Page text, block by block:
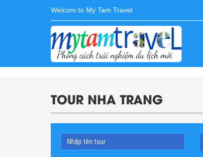
Welcom to My Tam Travel
TOUR NHA TRANG